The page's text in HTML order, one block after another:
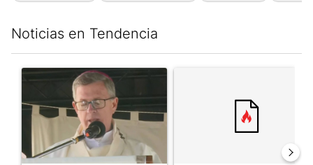
Noticias en Tendencia
Un artículo de tendencia con el título "García Cuerva